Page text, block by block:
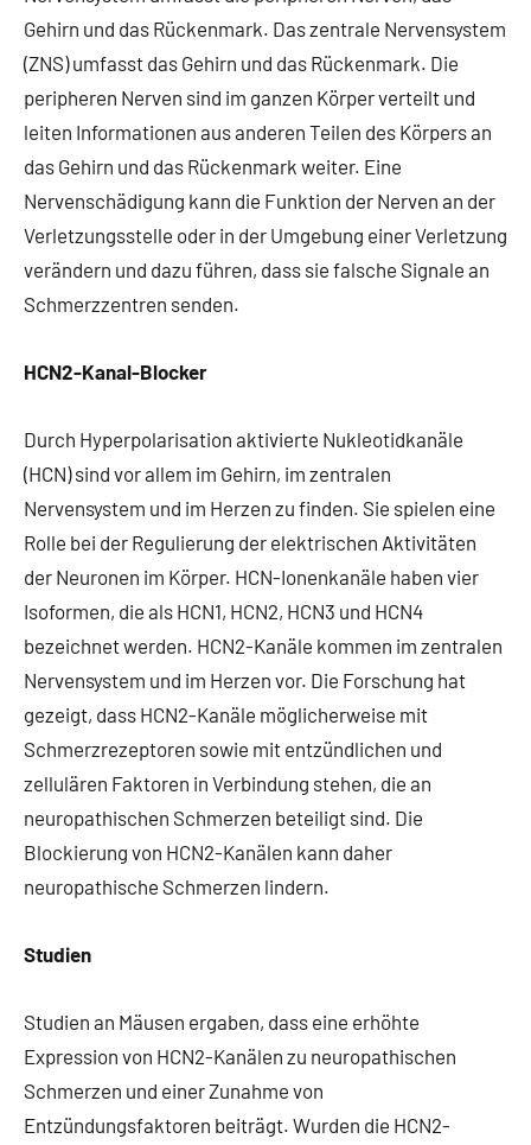
Gehirn und das Rückenmark. Das zentrale Nervensystem
(ZNS) umfasst das Gehirn und das Rückenmark. Die
peripheren Nerven sind im ganzen Körper verteilt und
leiten Informationen aus anderen Teilen des Körpers an
das Gehirn und das Rückenmark weiter. Eine
Nervenschädigung kann die Funktion der Nerven an der
Verletzungsstelle oder in der Umgebung einer Verletzung
verändern und dazu führen, dass sie falsche Signale an
Schmerzzentren senden.
HCN2-Kanal-Blocker
Durch Hyperpolarisation aktivierte Nukleotidkanäle
(HCN) sind vor allem im Gehirn, im zentralen
Nervensystem und im Herzen zu finden. Sie spielen eine
Rolle bei der Regulierung der elektrischen Aktivitäten
der Neuronen im Körper. HCN-Ionenkanäle haben vier
Isoformen, die als HCN1, HCN2, HCN3 und HCN4
bezeichnet werden. HCN2-Kanäle kommen im zentralen
Nervensystem und im Herzen vor. Die Forschung hat
gezeigt, dass HCN2-Kanäle möglicherweise mit
Schmerzrezeptoren sowie mit entzündlichen und
zellulären Faktoren in Verbindung stehen, die an
neuropathischen Schmerzen beteiligt sind. Die
Blockierung von HCN2-Kanälen kann daher
neuropathische Schmerzen lindern.
Studien
Studien an Mäusen ergaben, dass eine erhöhte
Expression von HCN2-Kanälen zu neuropathischen
Schmerzen und einer Zunahme von
Entzündungsfaktoren beiträgt. Wurden die HCN2-